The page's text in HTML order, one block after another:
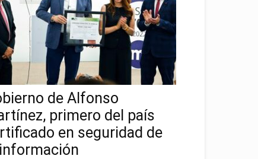
de Alfonso
primero del país
en seguridad de
información